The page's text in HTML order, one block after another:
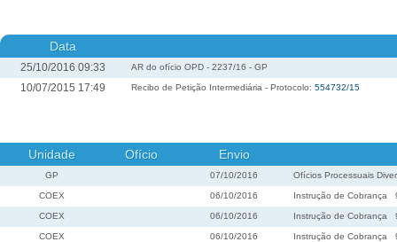
Data
25/10/2016 09:33 AR do ofício OPD - 2237/16 - GP
10/07/2015 17:49 Recibo de Petição Intermediária - Protocolo: 554732/15
Unidade Ofício Envio
GP 07/10/2016 Ofícios Processuais
COEX 06/10/2016 Instrução de Cobrança
COEX 06/10/2016 Instrução de Cobrança
COEX 06/10/2016 Instrução de Cobrança